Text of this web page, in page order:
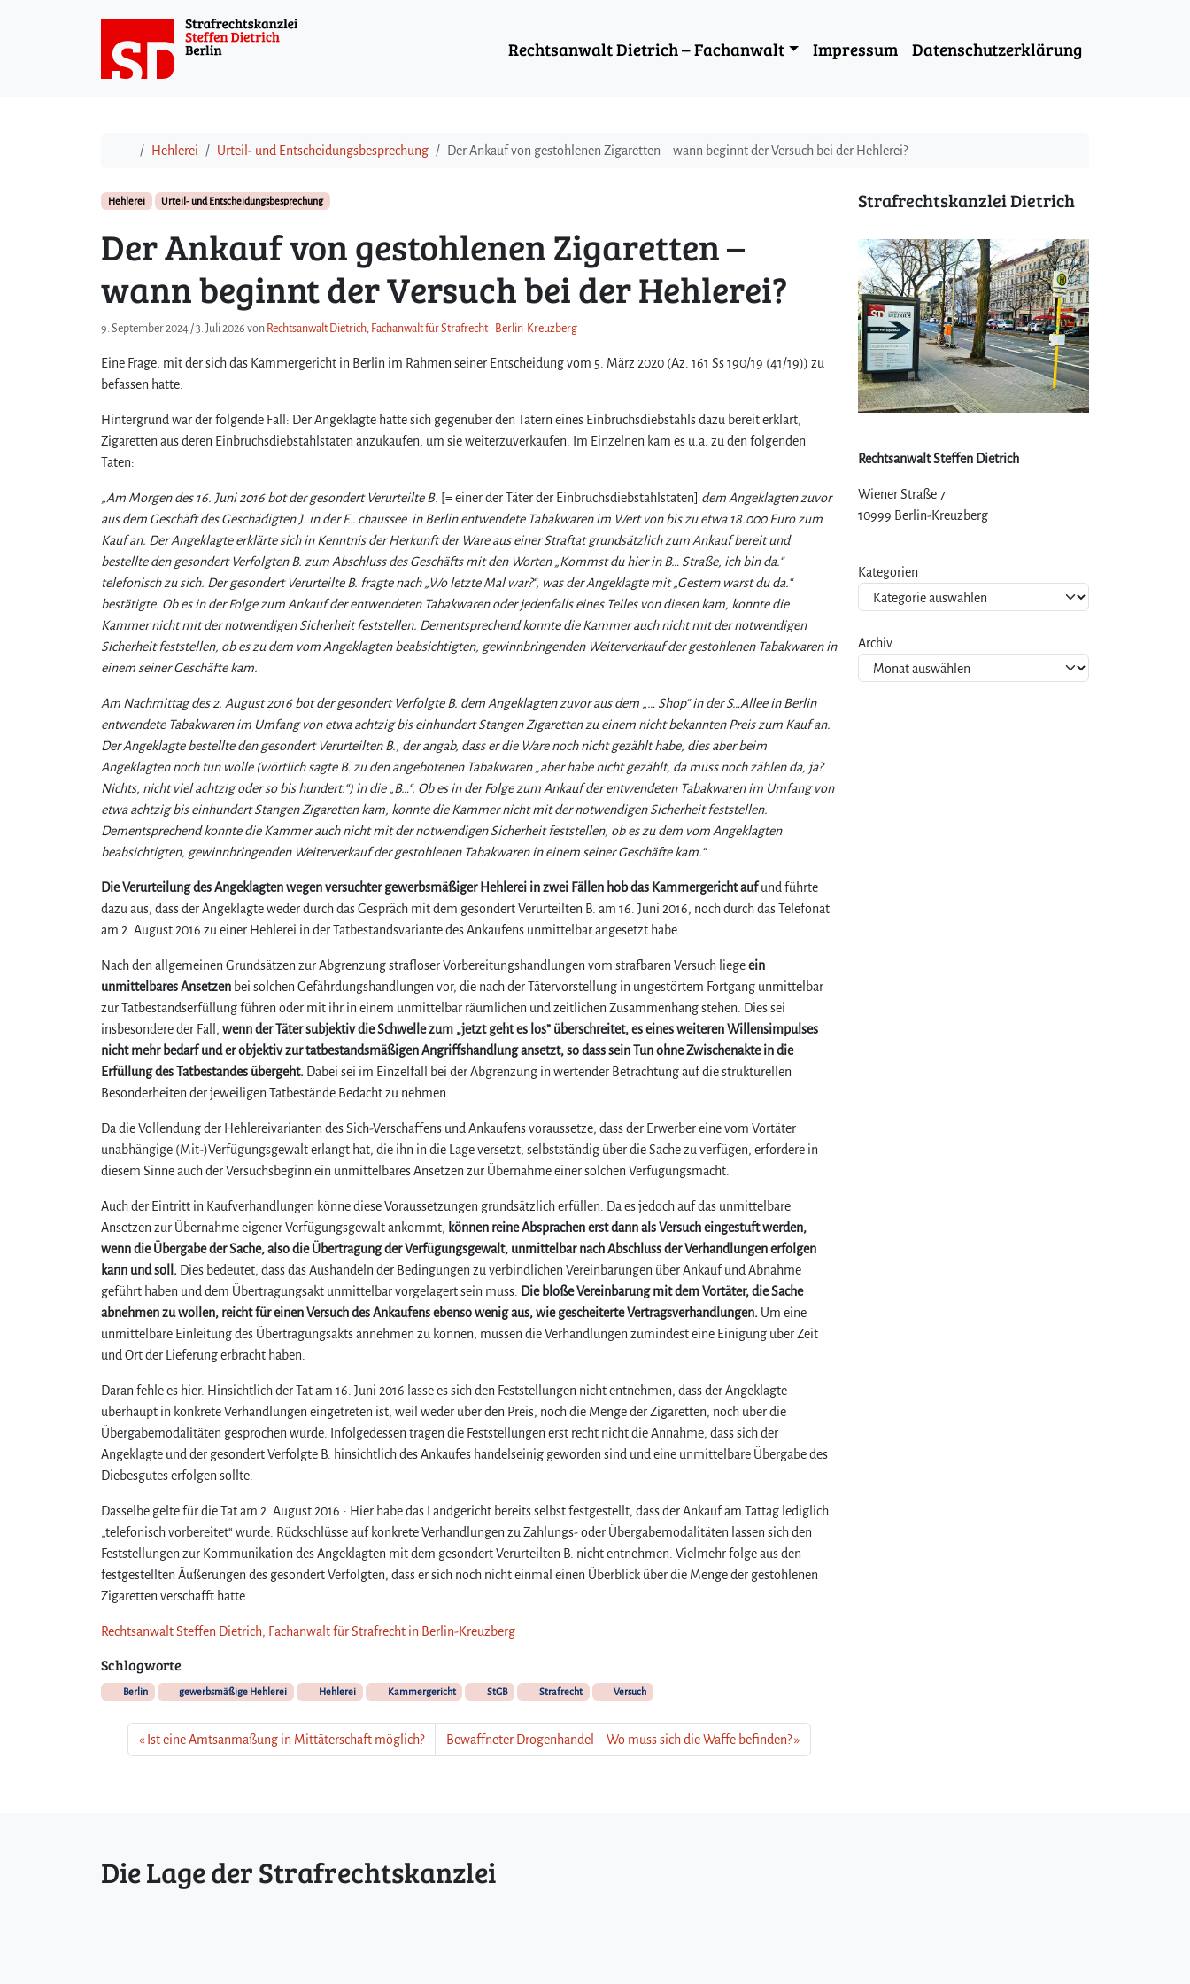
Rechtsanwalt Dietrich – Fachanwalt Impressum Datenschutzerklärung
StartHehlerei Urteil- und Entscheidungsbesprechung Der Ankauf von gestohlenen Zigaretten – wann beginnt der Versuch bei der Hehlerei?
Hehlerei Urteil- und Entscheidungsbesprechung
Der Ankauf von gestohlenen Zigaretten –
wann beginnt der Versuch bei der Hehlerei?
9. September 2024 /3. Juli 2026 von Rechtsanwalt Dietrich, Fachanwalt für Strafrecht - Berlin-Kreuzberg
Eine Frage, mit der sich das Kammergericht in Berlin im Rahmen seiner Entscheidung vom 5. März 2020 (Az. 161 Ss 190/19 (41/19)) zu
befassen hatte.
Hintergrund war der folgende Fall: Der Angeklagte hatte sich gegenüber den Tätern eines Einbruchsdiebstahls dazu bereit erklärt,
Zigaretten aus deren Einbruchsdiebstahlstaten anzukaufen, um sie weiterzuverkaufen. Im Einzelnen kam es u.a. zu den folgenden
Taten:
„Am Morgen des 16. Juni 2016 bot der gesondert Verurteilte B. [= einer der Täter der Einbruchsdiebstahlstaten] dem Angeklagten zuvor
aus dem Geschäft des Geschädigten J. in der F… chaussee in Berlin entwendete Tabakwaren im Wert von bis zu etwa 18.000 Euro zum
Kauf an. Der Angeklagte erklärte sich in Kenntnis der Herkunft der Ware aus einer Straftat grundsätzlich zum Ankauf bereit und
bestellte den gesondert Verfolgten B. zum Abschluss des Geschäfts mit den Worten „Kommst du hier in B… Straße, ich bin da.“
telefonisch zu sich. Der gesondert Verurteilte B. fragte nach „Wo letzte Mal war?“, was der Angeklagte mit „Gestern warst du da.“
bestätigte. Ob es in der Folge zum Ankauf der entwendeten Tabakwaren oder jedenfalls eines Teiles von diesen kam, konnte die
Kammer nicht mit der notwendigen Sicherheit feststellen. Dementsprechend konnte die Kammer auch nicht mit der notwendigen
Sicherheit feststellen, ob es zu dem vom Angeklagten beabsichtigten, gewinnbringenden Weiterverkauf der gestohlenen Tabakwaren in
einem seiner Geschäfte kam.
Am Nachmittag des 2. August 2016 bot der gesondert Verfolgte B. dem Angeklagten zuvor aus dem „… Shop“ in der S…Allee in Berlin
entwendete Tabakwaren im Umfang von etwa achtzig bis einhundert Stangen Zigaretten zu einem nicht bekannten Preis zum Kauf an.
Der Angeklagte bestellte den gesondert Verurteilten B., der angab, dass er die Ware noch nicht gezählt habe, dies aber beim
Angeklagten noch tun wolle (wörtlich sagte B. zu den angebotenen Tabakwaren „aber habe nicht gezählt, da muss noch zählen da, ja?
Nichts, nicht viel achtzig oder so bis hundert.“) in die „B…“. Ob es in der Folge zum Ankauf der entwendeten Tabakwaren im Umfang von
etwa achtzig bis einhundert Stangen Zigaretten kam, konnte die Kammer nicht mit der notwendigen Sicherheit feststellen.
Dementsprechend konnte die Kammer auch nicht mit der notwendigen Sicherheit feststellen, ob es zu dem vom Angeklagten
beabsichtigten, gewinnbringenden Weiterverkauf der gestohlenen Tabakwaren in einem seiner Geschäfte kam.“
Die Verurteilung des Angeklagten wegen versuchter gewerbsmäßiger Hehlerei in zwei Fällen hob das Kammergericht aufund führte
dazu aus, dass der Angeklagte weder durch das Gespräch mit dem gesondert Verurteilten B. am 16. Juni 2016, noch durch das Telefonat
am 2. August 2016 zu einer Hehlerei in der Tatbestandsvariante des Ankaufens unmittelbar angesetzt habe.
Nach den allgemeinen Grundsätzen zur Abgrenzung strafloser Vorbereitungshandlungen vom strafbaren Versuch liegeein
unmittelbares Ansetzen bei solchen Gefährdungshandlungen vor, die nach der Tätervorstellung in ungestörtem Fortgang unmittelbar
zur Tatbestandserfüllung führen oder mit ihr in einem unmittelbar räumlichen und zeitlichen Zusammenhang stehen. Dies sei
insbesondere der Fall, wenn der Täter subjektiv die Schwelle zum „jetzt geht es los” überschreitet, es eines weiteren Willensimpulses
nicht mehr bedarf und er objektiv zur tatbestandsmäßigen Angriffshandlung ansetzt, so dass sein Tun ohne Zwischenakte in die
Erfüllung des Tatbestandes übergeht. Dabei sei im Einzelfall bei der Abgrenzung in wertender Betrachtung auf die strukturellen
Besonderheiten der jeweiligen Tatbestände Bedacht zu nehmen.
Da die Vollendung der Hehlereivarianten des Sich-Verschaffens und Ankaufens voraussetze, dass der Erwerber eine vom Vortäter
unabhängige (Mit-)Verfügungsgewalt erlangt hat, die ihn in die Lage versetzt, selbstständig über die Sache zu verfügen, erfordere in
diesem Sinne auch der Versuchsbeginn ein unmittelbares Ansetzen zur Übernahme einer solchen Verfügungsmacht.
Auch der Eintritt in Kaufverhandlungen könne diese Voraussetzungen grundsätzlich erfüllen. Da es jedoch auf das unmittelbare
Ansetzen zur Übernahme eigener Verfügungsgewalt ankommt, können reine Absprachen erst dann als Versuch eingestuft werden,
wenn die Übergabe der Sache, also die Übertragung der Verfügungsgewalt, unmittelbar nach Abschluss der Verhandlungen erfolgen
kann und soll. Dies bedeutet, dass das Aushandeln der Bedingungen zu verbindlichen Vereinbarungen über Ankauf und Abnahme
geführt haben und dem Übertragungsakt unmittelbar vorgelagert sein muss.
Die bloße Vereinbarung mit dem Vortäter, die Sache
abnehmen zu wollen, reicht für einen Versuch des Ankaufens ebenso wenig aus, wie gescheiterte Vertragsverhandlungen. Um eine
unmittelbare Einleitung des Übertragungsakts annehmen zu können, müssen die Verhandlungen zumindest eine Einigung über Zeit
und Ort der Lieferung erbracht haben.
Daran fehle es hier. Hinsichtlich der Tat am 16. Juni 2016 lasse es sich den Feststellungen nicht entnehmen, dass der Angeklagte
überhaupt in konkrete Verhandlungen eingetreten ist, weil weder über den Preis, noch die Menge der Zigaretten, noch über die
Übergabemodalitäten gesprochen wurde. Infolgedessen tragen die Feststellungen erst recht nicht die Annahme, dass sich der
Angeklagte und der gesondert Verfolgte B. hinsichtlich des Ankaufes handelseinig geworden sind und eine unmittelbare Übergabe des
Diebesgutes erfolgen sollte.
Dasselbe gelte für die Tat am 2. August 2016.: Hier habe das Landgericht bereits selbst festgestellt, dass der Ankauf am Tattag lediglich
„telefonisch vorbereitet“ wurde. Rückschlüsse auf konkrete Verhandlungen zu Zahlungs- oder Übergabemodalitäten lassen sich den
Feststellungen zur Kommunikation des Angeklagten mit dem gesondert Verurteilten B. nicht entnehmen. Vielmehr folge aus den
festgestellten Äußerungen des gesondert Verfolgten, dass er sich noch nicht einmal einen Überblick über die Menge der gestohlenen
Zigaretten verschafft hatte.
Rechtsanwalt Steffen Dietrich, Fachanwalt für Strafrecht in Berlin-Kreuzberg
Schlagworte
Berlin gewerbsmäßige Hehlerei Hehlerei Kammergericht StGB Strafrecht Versuch
Ist eine Amtsanmaßung in Mittäterschaft möglich? Bewaffneter Drogenhandel – Wo muss sich die Waffe befinden?
Strafrechtskanzlei Dietrich
Rechtsanwalt Steffen Dietrich
Wiener Straße 7
10999 Berlin-Kreuzberg
Kategorien
Archiv
Die Lage der Strafrechtskanzlei